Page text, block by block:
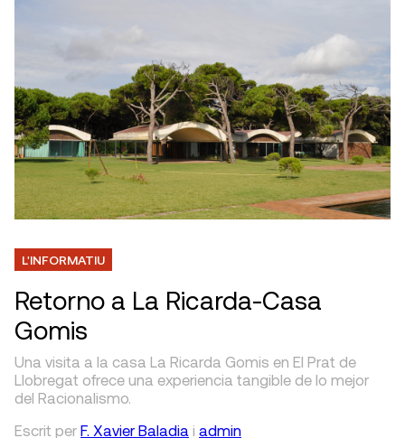
L'INFORMATIU
Retorno a La Ricarda-Casa
Gomis
Una visita a la casa La Ricarda Gomis en El Prat de
Llobregat ofrece una experiencia tangible de lo mejor
del Racionalismo.
Escrit per F. Xavier Baladia i admin